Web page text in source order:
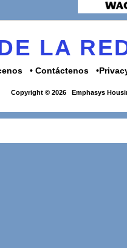
LA
Contáctenos
Copyright © 2026 Emphasys